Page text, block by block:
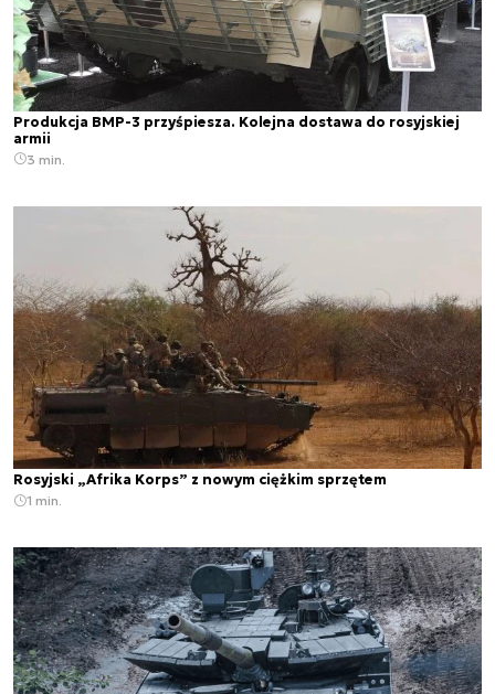
Produkcja BMP-3 przyśpiesza. Kolejna dostawa do rosyjskiej
armii
3 min.
Rosyjski „Afrika Korps” z nowym ciężkim sprzętem
1 min.